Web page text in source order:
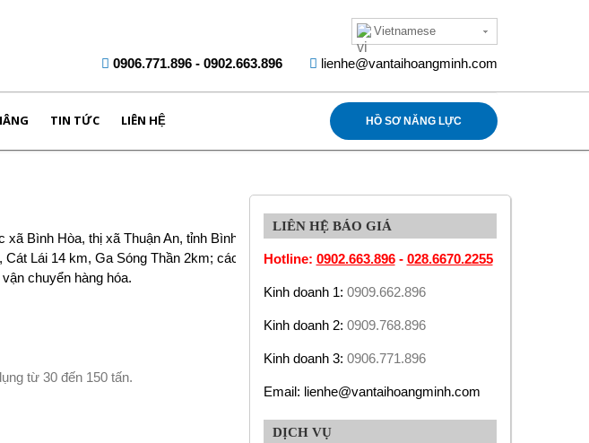
Vietnamese
0906.771.896 - 0902.663.896 lienhe@vantaihoangminh.com
TIN TỨC LIÊN HỆ HỒ SƠ NĂNG LỰC
xã Bình Hòa, thị xã Thuận An, tỉnh Bình Dương, tổng diện tích KCN Đông An hiện nay là
Lái 14 km, Ga Sóng Thần 2km; cách Sân bay Tân Sơn Nhất 12 km; thành phố Hồ
chuyển hàng hóa.
từ 30 đến 150 tấn.
LIÊN HỆ BÁO GIÁ
Hotline: 0902.663.896- 028.6670.2255
Kinh doanh 1: 0909.662.896
Kinh doanh 2: 0909.768.896
Kinh doanh 3: 0906.771.896
Email: lienhe@vantaihoangminh.com
DỊCH VỤ